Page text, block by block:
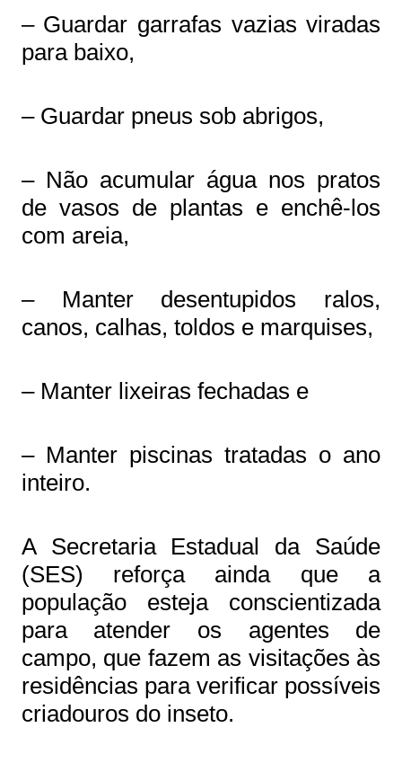
– Guardar garrafas vazias viradas
para baixo,
– Guardar pneus sob abrigos,
– Não acumular água nos pratos
de vasos de plantas e enchê-los
com areia,
– Manter desentupidos ralos,
canos, calhas, toldos e marquises,
– Manter lixeiras fechadas e
– Manter piscinas tratadas o ano
inteiro.
A Secretaria Estadual da Saúde
(SES) reforça ainda que a
população esteja conscientizada
para atender os agentes de
campo, que fazem as visitações às
residências para verificar possíveis
criadouros do inseto.